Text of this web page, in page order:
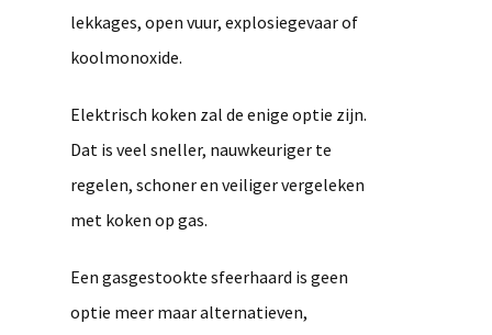
lekkages, open vuur, explosiegevaar of
koolmonoxide.
Elektrisch koken zal de enige optie zijn.
Dat is veel sneller, nauwkeuriger te
regelen, schoner en veiliger vergeleken
met koken op gas.
Een gasgestookte sfeerhaard is geen
optie meer maar alternatieven,